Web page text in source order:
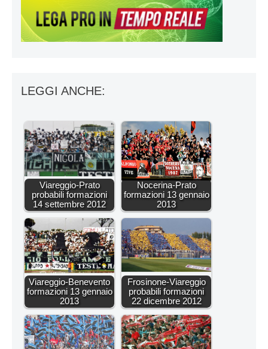
LEGGI ANCHE:
Viareggio-Prato
probabili formazioni
14 settembre 2012
Nocerina-Prato
formazioni 13 gennaio
2013
Viareggio-Benevento
formazioni 13 gennaio
2013
Frosinone-Viareggio
probabili formazioni
22 dicembre 2012